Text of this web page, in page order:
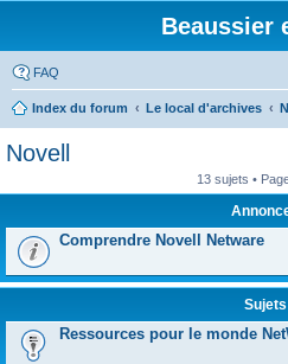
Beaussier
FAQ
Index du forum Le local d'archives
Novell
13 sujets •
Comprendre Novell Netware
Sujets
Ressources pour le monde